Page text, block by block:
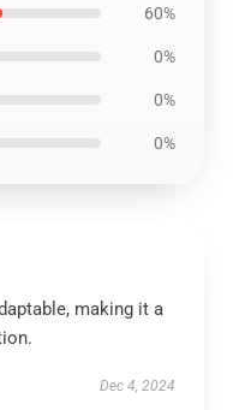
60%
0%
0%
0%
making it a
Dec 4, 2024